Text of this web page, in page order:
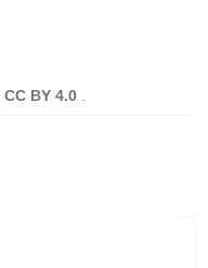
CC BY 4.0